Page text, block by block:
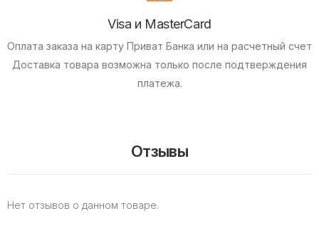
Visa и MasterCard
Оплата заказа на карту Приват Банка или на расчетный счет
Доставка товара возможна только после подтверждения
платежа.
Отзывы
Нет отзывов о данном товаре.